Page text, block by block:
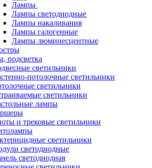
Лампы
Лампы светодиодные
Лампы накаливания
Лампы галогенные
Лампы люминесцентные
подсветка
светильники
потолочные светильники
светильники
светильники
лампы
и трековые светильники
светильники
светодиодные
светодиодная